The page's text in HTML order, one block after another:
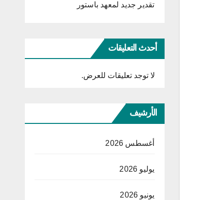
تقدير جديد لمعهد باستور
أحدث التعليقات
لا توجد تعليقات للعرض.
الأرشيف
أغسطس 2026
يوليو 2026
يونيو 2026